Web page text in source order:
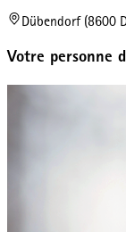
Dübendorf (8600
Votre personne